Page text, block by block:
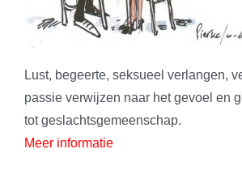
Lust, begeerte, seksueel verlangen,
passie verwijzen naar het gevoel en
tot geslachtsgemeenschap.
Meer informatie